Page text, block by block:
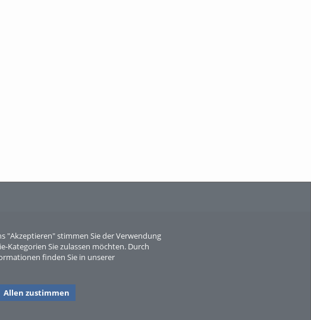
"Akzeptieren" stimmen Sie der Verwendung
Kategorien Sie zulassen möchten. Durch
finden Sie in unserer
Allen zustimmen
Sperber